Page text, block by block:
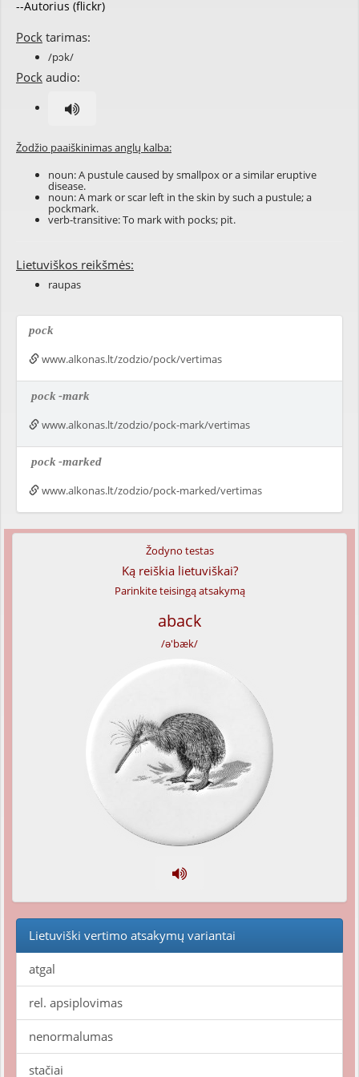
--Autorius (flickr)
Pock tarimas:
/pɔk/
Pock audio:
Žodžio paaiškinimas anglų kalba:
noun: A pustule caused by smallpox or a similar eruptive
disease.
noun: A mark or scar left in the skin by such a pustule; a
pockmark.
verb-transitive: To mark with pocks; pit.
Lietuviškos reikšmės:
raupas
pock
www.alkonas.lt/zodzio/pock/vertimas
pock -mark
www.alkonas.lt/zodzio/pock-mark/vertimas
pock-marked
www.alkonas.lt/zodzio/pock-marked/vertimas
Žodyno testas
Ką reiškia lietuviškai?
Parinkite teisingą atsakymą
aback
/ə'bæk/
Lietuviški vertimo atsakymų variantai
atgal
rel. apsiplovimas
nenormalumas
stačiai